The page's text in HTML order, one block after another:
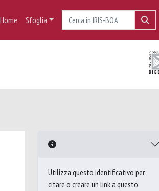
Home Sfoglia
Utilizza questo identificativo per
citare o creare un link a questo